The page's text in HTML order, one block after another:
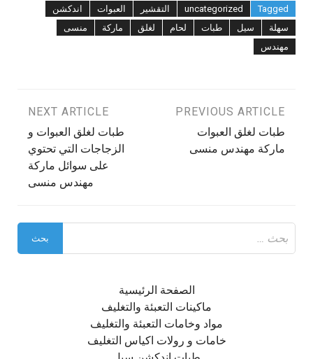
Tagged
uncategorized التقشير العبوات
اندكشن
سهلة
سيل طبات لحام لغلق ماركة
منسى
مهندس
تصفّح
المقالات
PREVIOUS ARTICLE
طبات لغلق العبوات
ماركة مهندس منسى
NEXT ARTICLE
طبات لغلق العبوات و
الزجاجات التي تحتوي
على سوائل ماركة
مهندس منسى
عن:
الصفحة الرئيسية
ماكينات التعبئة والتغليف
مواد وخامات التعبئة والتغليف
خامات و رولات اكياس التغليف